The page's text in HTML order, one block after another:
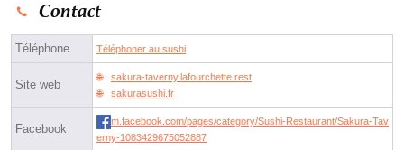
Contact
Téléphone Téléphoner au sushi
Site web
sakura-taverny.lafourchette.rest
sakurasushi.fr
Facebook
m.facebook.com/pages/category/Sushi-Restaurant/Sakura-Tav
erny-1083429675052887